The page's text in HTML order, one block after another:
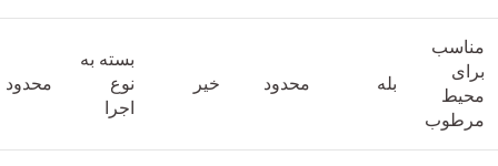
مناسب
برای
محیط
مرطوب
بله محدود خیر
بسته به
نوع
اجرا
محدود